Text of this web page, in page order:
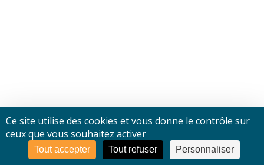
Ce site utilise des cookies et vous donne le contrôle sur
ceux que vous souhaitez activer
Tout accepter Tout refuser Personnaliser